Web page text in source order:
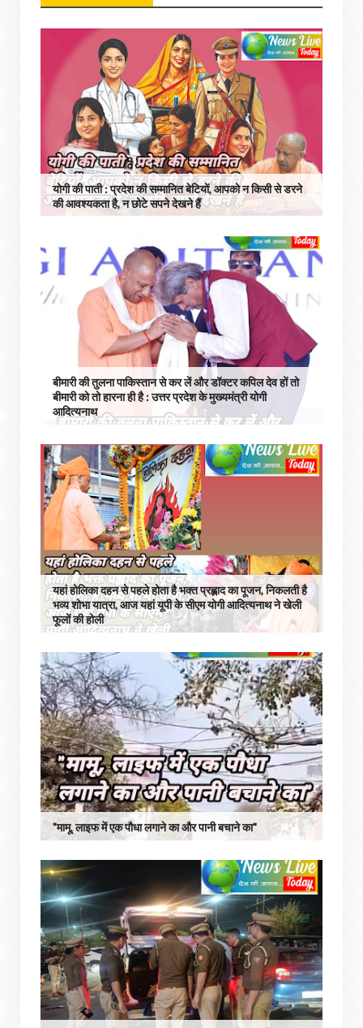
योगी की पाती : प्रदेश की सम्मानित बेटियों, आपको न किसी से डरने
की आवश्यकता है, न छोटे सपने देखने हैं
बीमारी की तुलना पाकिस्तान से कर लें और डॉक्टर कपिल देव हों तो
बीमारी को तो हारना ही है : उत्तर प्रदेश के मुख्यमंत्री योगी
आदित्यनाथ
यहां होलिका दहन से पहले होता है भक्त प्रह्लाद का पूजन, निकलती है
भव्य शोभा यात्रा, आज यहां यूपी के सीएम योगी आदित्यनाथ ने खेली
फूलों की होली
"मामू, लाइफ में एक पौधा लगाने का और पानी बचाने का"